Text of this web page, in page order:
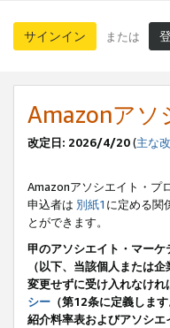
サインイン または
Amazonアソ
改定日: 2026/4/20(主な
Amazonアソシエイト・プ
申込者は 別紙1 に定める関
とができます。
甲のアソシエイト・マー
（以下、当該個人または
変更せずに受け入れなけ
シー （第12条に定義しま
紹介料率表およびアソシ